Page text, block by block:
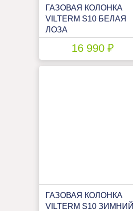
ГАЗОВАЯ КОЛОНКА
VILTERM S10 БЕЛАЯ
ЛОЗА
16 990 ₽
ГАЗОВАЯ КОЛОНКА
VILTERM S10 ЗИМНИЙ